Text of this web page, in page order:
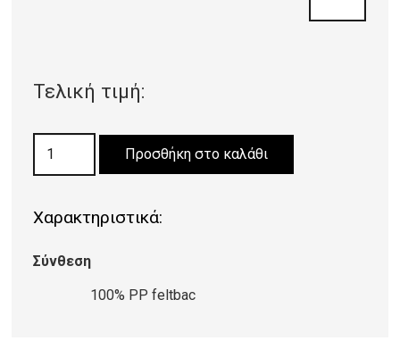
Τελική τιμή:
ποσότητα
Προσθήκη στο καλάθι
Χαρακτηριστικά:
Σύνθεση
100% PP feltbac